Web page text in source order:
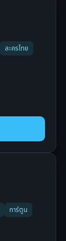
ละครไทย
การ์ตูน